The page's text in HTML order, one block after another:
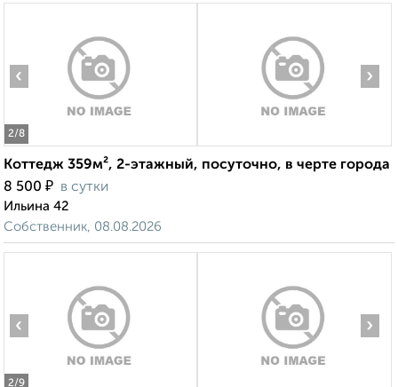
2/8
‹ ›
Коттедж 359м², 2-этажный, посуточно, в черте города
8 500 ₽ в сутки
Ильина 42
Собственник, 08.08.2026
2/9
‹ ›